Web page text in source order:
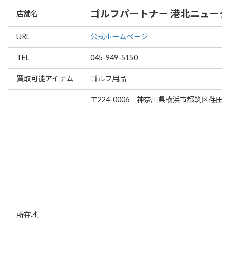
店舗名 ゴルフパートナー 港北ニュー
URL 公式ホームページ
TEL 045-949-5150
買取可能アイテム ゴルフ用品
所在地
〒224-0006 神奈川県横浜市都筑区荏田